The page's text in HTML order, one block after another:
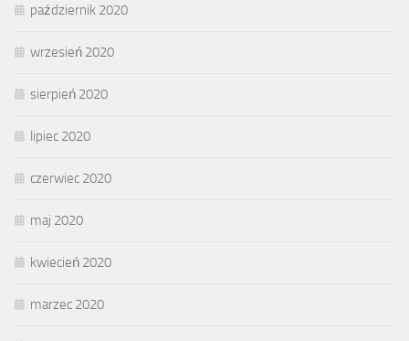
październik 2020
wrzesień 2020
sierpień 2020
lipiec 2020
czerwiec 2020
maj 2020
kwiecień 2020
marzec 2020